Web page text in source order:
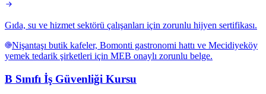
Gıda, su ve hizmet sektörü çalışanları için zorunlu hijyen sertifikası.
Nişantaşı butik kafeler, Bomonti gastronomi hattı ve Mecidiyeköy
yemek tedarik şirketleri için MEB onaylı zorunlu belge.
B Sınıfı İş Güvenliği Kursu